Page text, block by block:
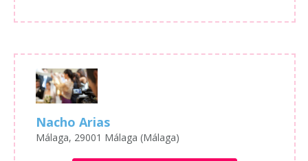
Nacho Arias
Málaga, 29001 Málaga (Málaga)